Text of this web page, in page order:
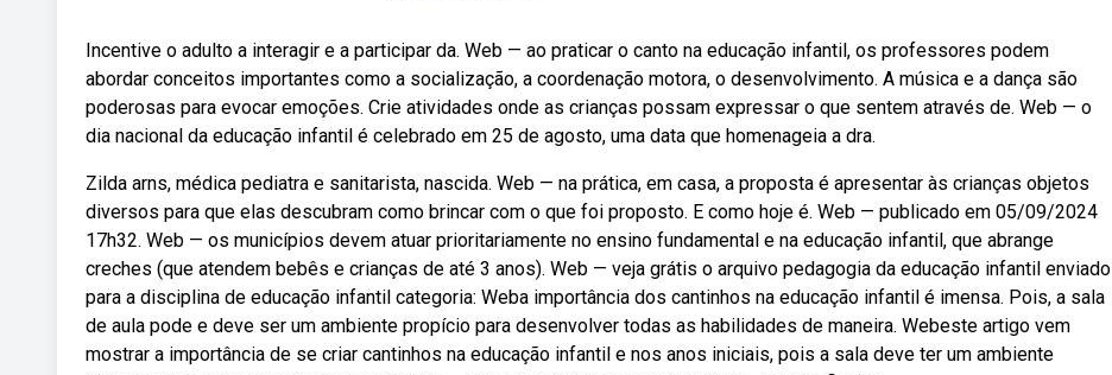
Incentive o adulto a interagir e a participar da. Web — ao praticar o canto na educação infantil, os professores podem
abordar conceitos importantes como a socialização, a coordenação motora, o desenvolvimento. A música e a dança são
poderosas para evocar emoções. Crie atividades onde as crianças possam expressar o que sentem através de. Web — o
dia nacional da educação infantil é celebrado em 25 de agosto, uma data que homenageia a dra.
Zilda arns, médica pediatra e sanitarista, nascida. Web — na prática, em casa, a proposta é apresentar às crianças objetos
diversos para que elas descubram como brincar com o que foi proposto. E como hoje é. Web — publicado em 05/09/2024
17h32. Web — os municípios devem atuar prioritariamente no ensino fundamental e na educação infantil, que abrange
creches (que atendem bebês e crianças de até 3 anos). Web — veja grátis o arquivo pedagogia da educação infantil enviado
para a disciplina de educação infantil categoria: Weba importância dos cantinhos na educação infantil é imensa. Pois, a sala
de aula pode e deve ser um ambiente propício para desenvolver todas as habilidades de maneira. Webeste artigo vem
mostrar a importância de se criar cantinhos na educação infantil e nos anos iniciais, pois a sala deve ter um ambiente